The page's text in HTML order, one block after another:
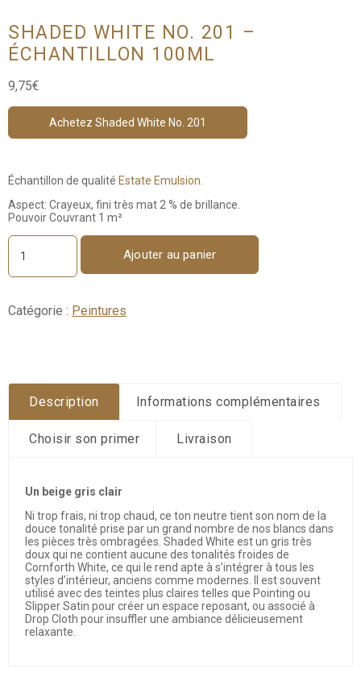
SHADED WHITE NO. 201 –
ÉCHANTILLON 100ML
9,75€
Achetez Shaded White No. 201
Échantillon de qualité Estate Emulsion.
Aspect: Crayeux, fini très mat 2 % de brillance.
Pouvoir Couvrant 1 m²
quantité
de
White
100ml
Ajouter au panier
Catégorie : Peintures
Description Informations complémentaires
Choisir son primer Livraison
Un beige gris clair
Ni trop frais, ni trop chaud, ce ton neutre tient son nom de la
douce tonalité prise par un grand nombre de nos blancs dans
les pièces très ombragées. Shaded White est un gris très
doux qui ne contient aucune des tonalités froides de
Cornforth White, ce qui le rend apte à s’intégrer à tous les
styles d’intérieur, anciens comme modernes. Il est souvent
utilisé avec des teintes plus claires telles que Pointing ou
Slipper Satin pour créer un espace reposant, ou associé à
Drop Cloth pour insuffler une ambiance délicieusement
relaxante.